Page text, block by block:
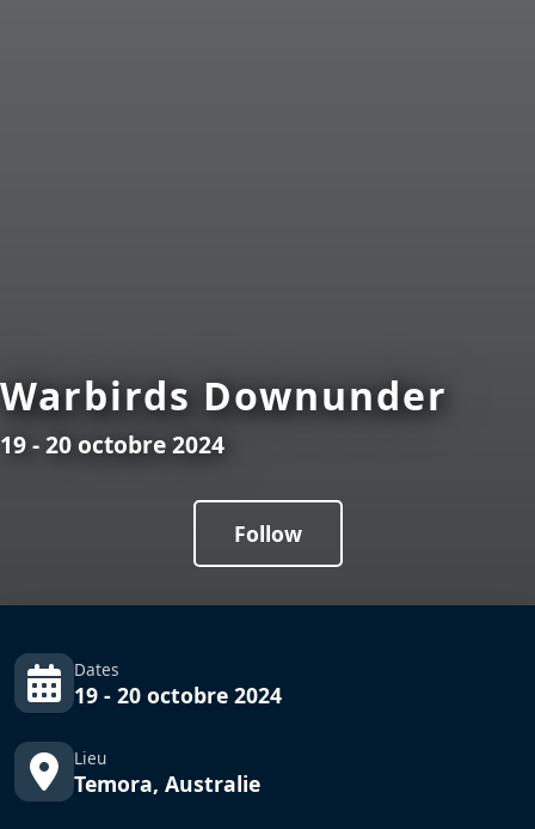
Warbirds Downunder
19 - 20 octobre 2024
Follow
Dates
19 - 20 octobre 2024
Lieu
Temora, Australie